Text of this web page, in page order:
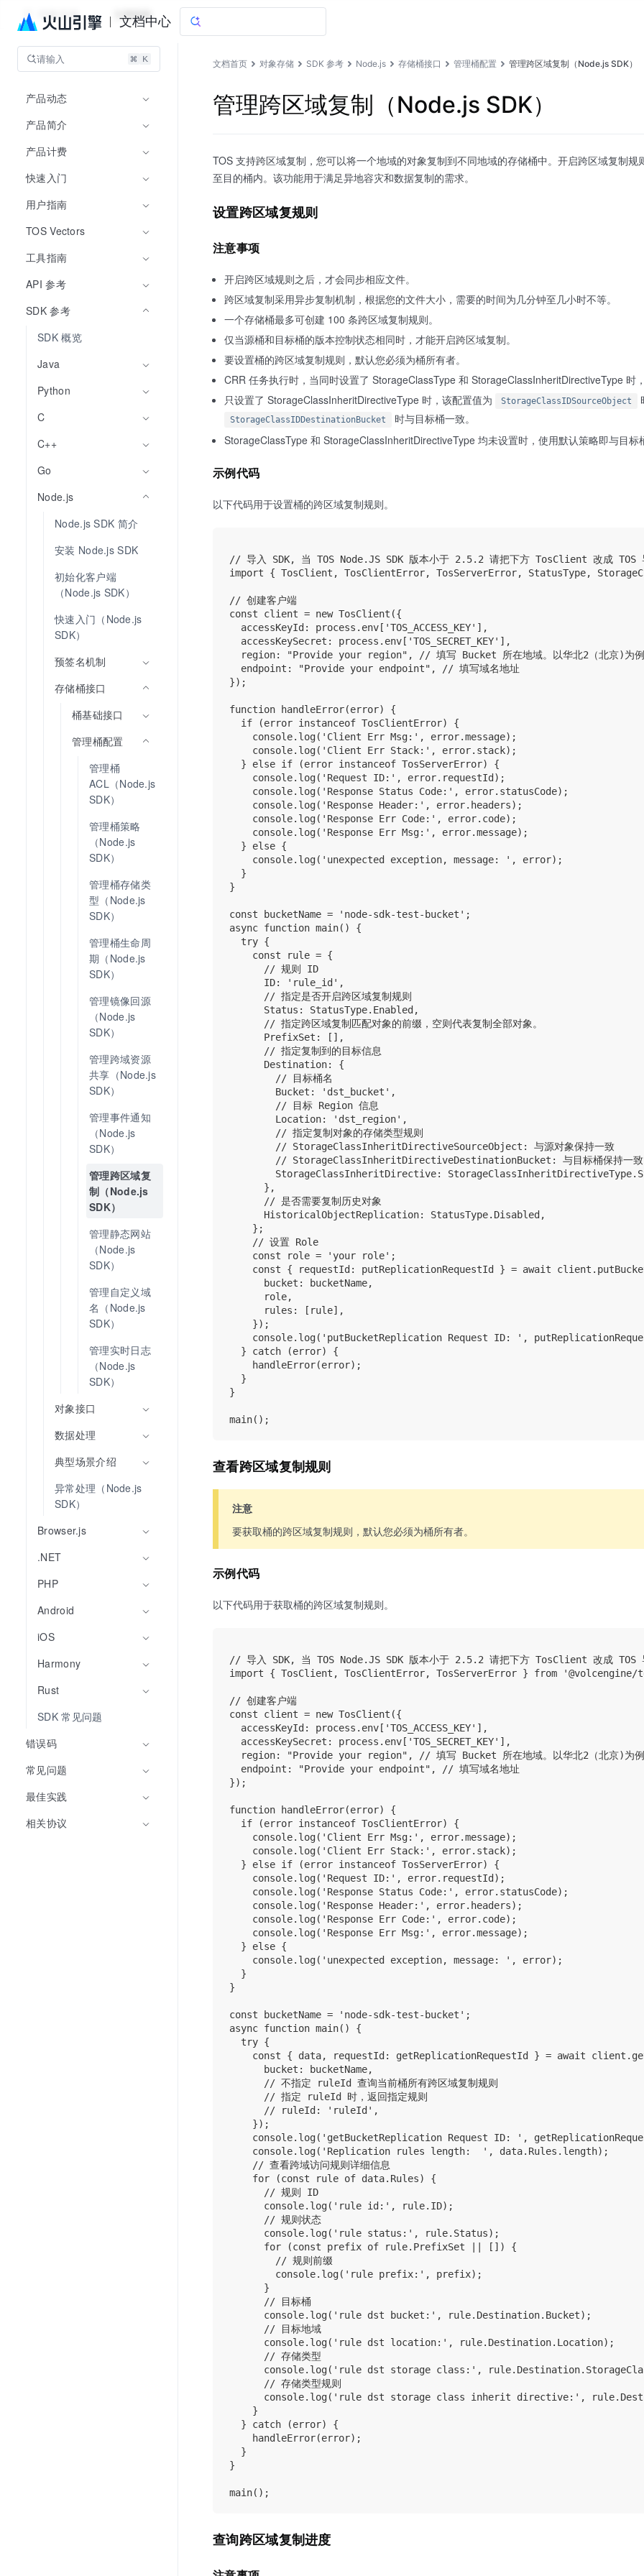
文档中心
对象存储 文档指南
请输入
产品动态
产品简介
产品计费
快速入门
用户指南
TOS Vectors
工具指南
API 参考
SDK 参考
SDK 概览
Java
Python
C
C++
Go
Node.js
Node.js SDK 简介
安装 Node.js SDK
初始化客户端
（Node.js SDK）
快速入门（Node.js
SDK）
预签名机制
存储桶接口
桶基础接口
管理桶配置
管理桶
ACL（Node.js
SDK）
管理桶策略
（Node.js
SDK）
管理桶存储类
型（Node.js
SDK）
管理桶生命周
期（Node.js
SDK）
管理镜像回源
（Node.js
SDK）
管理跨域资源
共享（Node.js
SDK）
管理事件通知
（Node.js
SDK）
管理跨区域复
制（Node.js
SDK）
管理静态网站
（Node.js
SDK）
管理自定义域
名（Node.js
SDK）
管理实时日志
（Node.js
SDK）
对象接口
数据处理
典型场景介绍
异常处理（Node.js
SDK）
Browser.js
.NET
PHP
Android
iOS
Harmony
Rust
SDK 常见问题
错误码
常见问题
最佳实践
相关协议
文档首页 对象存储 SDK 参考 Node.js 存储桶接口 管理桶配置 管理跨区域复制（Node.js SDK）
管理跨区域复制（Node.js SDK）
TOS 支持跨区域复制，您可以将一个地域的对象复制到不同地域的存储桶中。开启跨区域复制
至目的桶内。该功能用于满足异地容灾和数据复制的需求。
设置跨区域复规则
注意事项
开启跨区域规则之后，才会同步相应文件。
跨区域复制采用异步复制机制，根据您的文件大小，需要的时间为几分钟至几小时不等。
一个存储桶最多可创建 100 条跨区域复制规则。
仅当源桶和目标桶的版本控制状态相同时，才能开启跨区域复制。
要设置桶的跨区域复制规则，默认您必须为桶所有者。
CRR 任务执行时，当同时设置了 StorageClassType 和 StorageClassInheritDirectiveType 时
只设置了 StorageClassInheritDirectiveType 时，该配置值为
StorageClassIDSourceObject
StorageClassIDDestinationBucket
时与目标桶一致。
StorageClassType 和 StorageClassInheritDirectiveType 均未设置时，使用默认策略即与目标
示例代码
以下代码用于设置桶的跨区域复制规则。
// 导入 SDK, 当 TOS Node.JS SDK 版本小于 2.5.2 请把下方 TosClient 改成 TOS
import { TosClient, TosClientError, TosServerError, StatusType,
// 创建客户端
const client = new TosClient({
  accessKeyId: process.env['TOS_ACCESS_KEY'],
  accessKeySecret: process.env['TOS_SECRET_KEY'],
region: "Provide your region", // 填写 Bucket 所在地域。以华北2（北京)为
  endpoint: "Provide your endpoint", // 填写域名地址
});
function handleError(error) {
  if (error instanceof TosClientError) {
    console.log('Client Err Msg:', error.message);
    console.log('Client Err Stack:', error.stack);
  } else if (error instanceof TosServerError) {
    console.log('Request ID:', error.requestId);
    console.log('Response Status Code:', error.statusCode);
    console.log('Response Header:', error.headers);
    console.log('Response Err Code:', error.code);
    console.log('Response Err Msg:', error.message);
  } else {
    console.log('unexpected exception, message: ', error);
  }
}
const bucketName = 'node-sdk-test-bucket';
async function main() {
  try {
    const rule = {
      // 规则 ID
      ID: 'rule_id',
      // 指定是否开启跨区域复制规则
      Status: StatusType.Enabled,
      // 指定跨区域复制匹配对象的前缀，空则代表复制全部对象。
      PrefixSet: [],
      // 指定复制到的目标信息
      Destination: {
        // 目标桶名
        Bucket: 'dst_bucket',
        // 目标 Region 信息
        Location: 'dst_region',
        // 指定复制对象的存储类型规则
        // StorageClassInheritDirectiveSourceObject: 与源对象保持一致
        // StorageClassInheritDirectiveDestinationBucket: 与目标桶保持一致
StorageClassInheritDirective:
      },
      // 是否需要复制历史对象
      HistoricalObjectReplication: StatusType.Disabled,
    };
    // 设置 Role
    const role = 'your role';
const { requestId: putReplicationRequestId } = await
      bucket: bucketName,
      role,
      rules: [rule],
    });
console.log('putBucketReplication Request ID: ',
  } catch (error) {
    handleError(error);
  }
}
查看跨区域复制规则
注意
要获取桶的跨区域复制规则，默认您必须为桶所有者。
示例代码
以下代码用于获取桶的跨区域复制规则。
// 导入 SDK, 当 TOS Node.JS SDK 版本小于 2.5.2 请把下方 TosClient 改成 TOS
import { TosClient, TosClientError, TosServerError } from '@volcengine/
// 创建客户端
const client = new TosClient({
  accessKeyId: process.env['TOS_ACCESS_KEY'],
  accessKeySecret: process.env['TOS_SECRET_KEY'],
region: "Provide your region", // 填写 Bucket 所在地域。以华北2（北京)为
  endpoint: "Provide your endpoint", // 填写域名地址
});
function handleError(error) {
  if (error instanceof TosClientError) {
    console.log('Client Err Msg:', error.message);
    console.log('Client Err Stack:', error.stack);
  } else if (error instanceof TosServerError) {
    console.log('Request ID:', error.requestId);
    console.log('Response Status Code:', error.statusCode);
    console.log('Response Header:', error.headers);
    console.log('Response Err Code:', error.code);
    console.log('Response Err Msg:', error.message);
  } else {
    console.log('unexpected exception, message: ', error);
  }
}
const bucketName = 'node-sdk-test-bucket';
async function main() {
  try {
const { data, requestId: getReplicationRequestId } = await
      bucket: bucketName,
      // 不指定 ruleId 查询当前桶所有跨区域复制规则
      // 指定 ruleId 时，返回指定规则
      // ruleId: 'ruleId',
    });
console.log('getBucketReplication Request ID: ',
    console.log('Replication rules length:  ', data.Rules.length);
    // 查看跨域访问规则详细信息
    for (const rule of data.Rules) {
      // 规则 ID
      console.log('rule id:', rule.ID);
      // 规则状态
      console.log('rule status:', rule.Status);
      for (const prefix of rule.PrefixSet || []) {
        // 规则前缀
        console.log('rule prefix:', prefix);
      }
      // 目标桶
      console.log('rule dst bucket:', rule.Destination.Bucket);
      // 目标地域
      console.log('rule dst location:', rule.Destination.Location);
      // 存储类型
console.log('rule dst storage class:',
      // 存储类型规则
console.log('rule dst storage class inherit directive:',
    }
  } catch (error) {
    handleError(error);
  }
}
查询跨区域复制进度